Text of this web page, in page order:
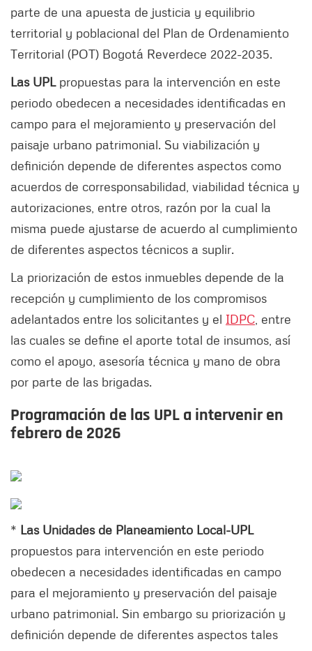
parte de una apuesta de justicia y equilibrio
territorial y poblacional del Plan de Ordenamiento
Territorial (POT) Bogotá Reverdece 2022-2035.
Las UPLpropuestas para la intervención en este
periodo obedecen a necesidades identificadas en
campo para el mejoramiento y preservación del
paisaje urbano patrimonial. Su viabilización y
definición depende de diferentes aspectos como
acuerdos de corresponsabilidad, viabilidad técnica y
autorizaciones, entre otros, razón por la cual la
misma puede ajustarse de acuerdo al cumplimiento
de diferentes aspectos técnicos a suplir.
La priorización de estos inmuebles depende de la
recepción y cumplimiento de los compromisos
adelantados entre los solicitantes y el IDPC , entre
las cuales se define el aporte total de insumos, así
como el apoyo, asesoría técnica y mano de obra
por parte de las brigadas.
Programación de las UPL a intervenir en
febrero de 2026
* Las Unidades de Planeamiento Local-UPL
propuestos para intervención en este periodo
obedecen a necesidades identificadas en campo
para el mejoramiento y preservación del paisaje
urbano patrimonial. Sin embargo su priorización y
definición depende de diferentes aspectos tales